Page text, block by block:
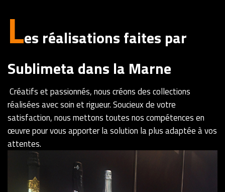
Les réalisations faites par
Sublimeta dans la Marne
Créatifs et passionnés, nous créons des collections
réalisées avec soin et rigueur. Soucieux de votre
satisfaction, nous mettons toutes nos compétences en
œuvre pour vous apporter la solution la plus adaptée à vos
attentes.